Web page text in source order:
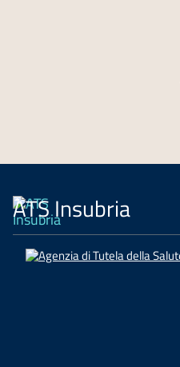
ATS Insubria